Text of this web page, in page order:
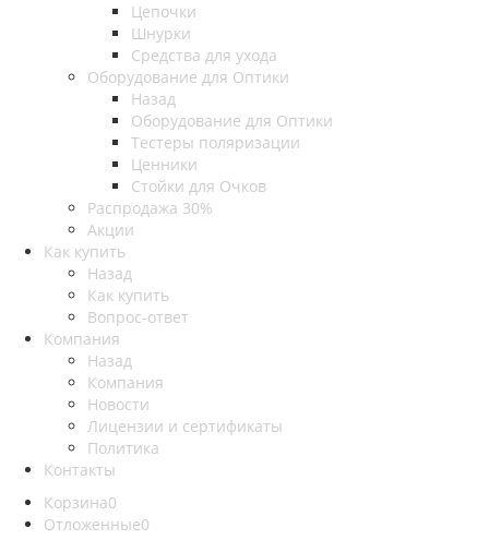
Цепочки
Шнурки
Средства для ухода
Оборудование для Оптики
Назад
Оборудование для Оптики
Тестеры поляризации
Ценники
Стойки для Очков
Распродажа 30%
Акции
Как купить
Назад
Как купить
Вопрос-ответ
Компания
Назад
Компания
Новости
Лицензии и сертификаты
Политика
Контакты
Корзина0
Отложенные0